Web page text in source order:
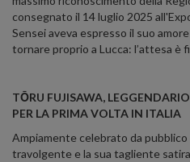
consegnato il 14 luglio 2025
Sensei aveva espresso il suo
tornare proprio a Lucca: l’attesa è
TŌRU FUJISAWA,
PER LA PRIMA VOLTA IN ITALIA
Ampiamente celebrato da
travolgente e la sua tagliente